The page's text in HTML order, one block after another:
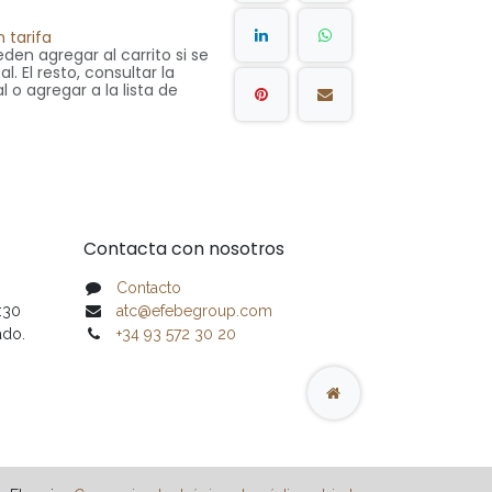
tarifa
agregar al carrito si se
El resto, consultar la
o agregar a la lista de
Contacta con nosotros
Contacto
atc@efebegroup.com
+34 93 572 30 20